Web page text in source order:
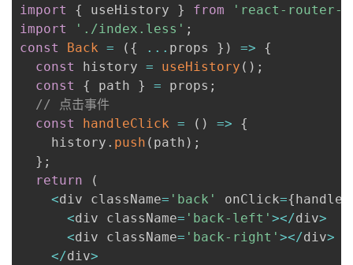
import
{ useHistory } from
'react-router-
import
'./index.less' ;
const
Back = ( { ... props } ) =>
{
const
history = useHistory ( ) ;
const
{ path } = props ;
// 点击事件
const
handleClick = ( ) =>
{
    history
. push ( path ) ;
} ;
return
(
<div className= 'back' onClick={
<div className= 'back-left' ></div>
<div className= 'back-right' ></div>
</div>